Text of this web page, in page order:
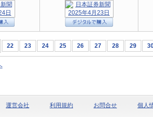
22 23 24 25 26 27 28 29
運営会社 利用規約 お問合せ 個人